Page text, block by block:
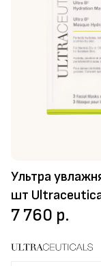
Ультра
шт
7 760 р.